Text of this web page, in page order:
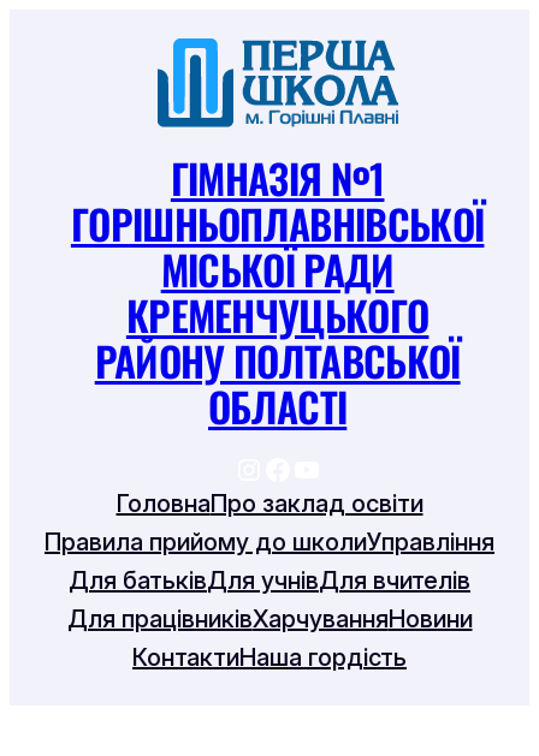
ГІМНАЗІЯ №1
ГОРІШНЬОПЛАВНІВСЬКОЇ
МІСЬКОЇ РАДИ
КРЕМЕНЧУЦЬКОГО
РАЙОНУ ПОЛТАВСЬКОЇ
ОБЛАСТІ
ГоловнаПро заклад освіти
Правила прийому до школиУправління
Для батьківДля учнівДля вчителів
Для працівниківХарчуванняНовини
КонтактиНаша гордість